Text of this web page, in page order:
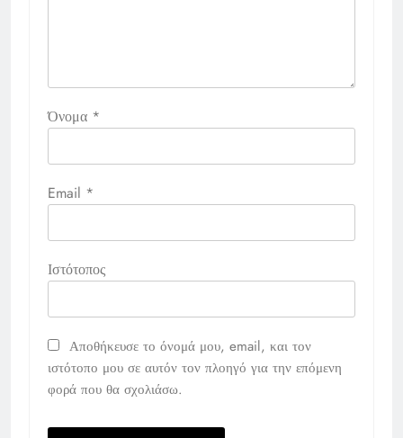
Όνομα *
Email *
Ιστότοπος
Αποθήκευσε το όνομά μου, email, και τον
ιστότοπο μου σε αυτόν τον πλοηγό για την επόμενη
φορά που θα σχολιάσω.